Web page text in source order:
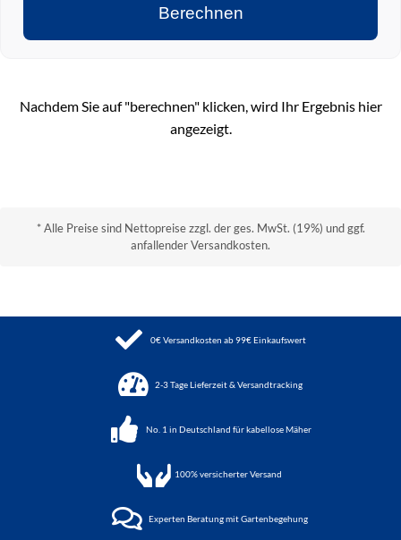
Berechnen
Nachdem Sie auf "berechnen" klicken, wird Ihr Ergebnis hier
angezeigt.
* Alle Preise sind Nettopreise zzgl. der ges. MwSt. (19%) und ggf.
anfallender Versandkosten.
0€ Versandkosten ab 99€ Einkaufswert
2-3 Tage Lieferzeit & Versandtracking
No. 1 in Deutschland für kabellose Mäher
100%versicherter Versand
Experten Beratung mit Gartenbegehung